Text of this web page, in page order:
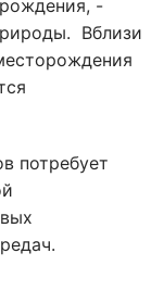
-
Вблизи
потребует